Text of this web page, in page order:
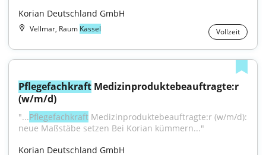
Korian Deutschland GmbH
Vellmar, Raum Kassel Vollzeit
Pflegefachkraft Medizinproduktebeauftragte:r
(w/m/d)
"...Pflegefachkraft Medizinproduktebeauftragte:r (w/m/d):
neue Maßstäbe setzen Bei Korian kümmern..."
Korian Deutschland GmbH